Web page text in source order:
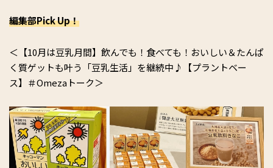
編集部Pick Up！
＜【10月は豆乳月間】飲んでも！食べても！おいしい＆たんぱ
く質ゲットも叶う「豆乳生活」を継続中♪【プラントベー
ス】＃Omezaトーク＞